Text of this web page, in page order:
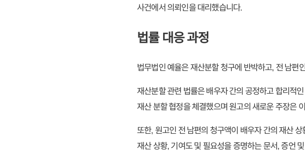
사건에서 의뢰인을 대리했습니다.
법률 대응 과정
법무법인 예율은 재산분할 청구에 반박하고, 전 남편
재산분할 관련 법률은 배우자 간의 공정하고 합리적
재산 분할 협정을 체결했으며 원고의 새로운 주장은
또한, 원고인 전 남편의 청구액이 배우자 간의 재산
재산 상황, 기여도 및 필요성을 증명하는 문서, 증언